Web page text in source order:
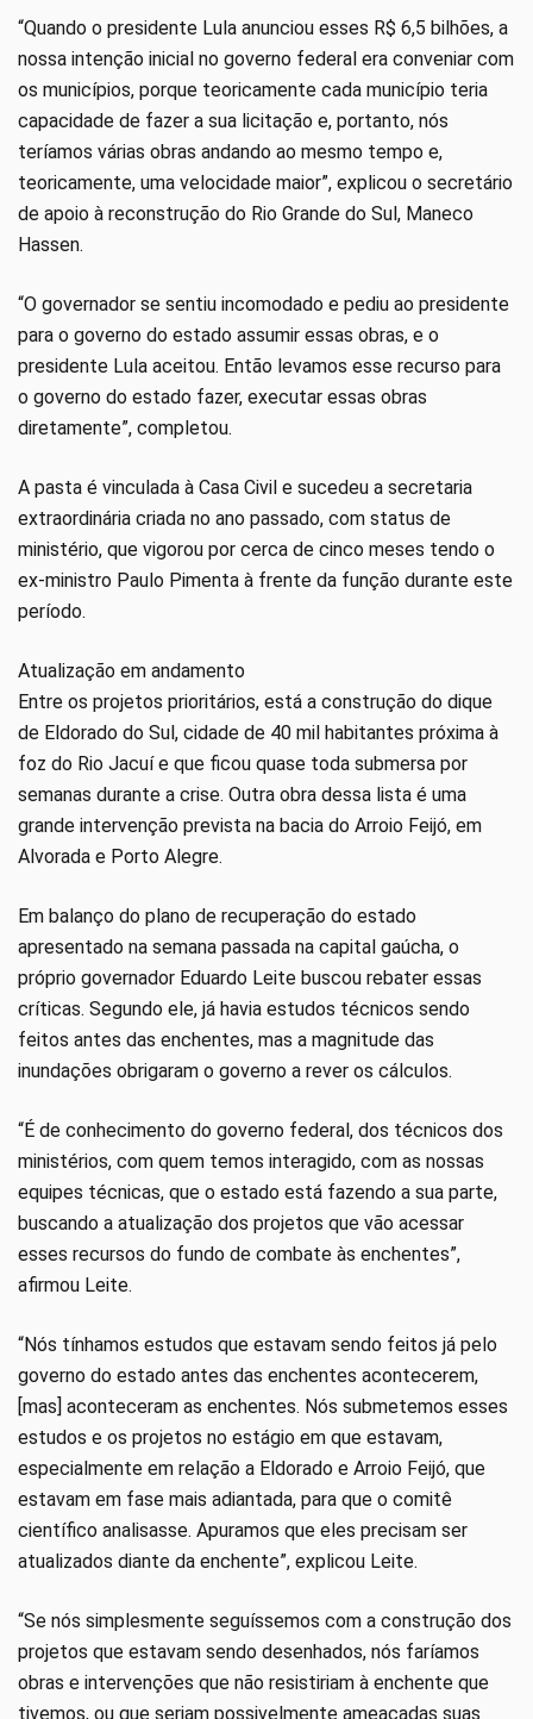
“Quando o presidente Lula anunciou esses R$ 6,5 bilhões, a
nossa intenção inicial no governo federal era conveniar com
os municípios, porque teoricamente cada município teria
capacidade de fazer a sua licitação e, portanto, nós
teríamos várias obras andando ao mesmo tempo e,
teoricamente, uma velocidade maior”, explicou o secretário
de apoio à reconstrução do Rio Grande do Sul, Maneco
Hassen.
“O governador se sentiu incomodado e pediu ao presidente
para o governo do estado assumir essas obras, e o
presidente Lula aceitou. Então levamos esse recurso para
o governo do estado fazer, executar essas obras
diretamente”, completou.
A pasta é vinculada à Casa Civil e sucedeu a secretaria
extraordinária criada no ano passado, com status de
ministério, que vigorou por cerca de cinco meses tendo o
ex-ministro Paulo Pimenta à frente da função durante este
período.
Atualização em andamento
Entre os projetos prioritários, está a construção do dique
de Eldorado do Sul, cidade de 40 mil habitantes próxima à
foz do Rio Jacuí e que ficou quase toda submersa por
semanas durante a crise. Outra obra dessa lista é uma
grande intervenção prevista na bacia do Arroio Feijó, em
Alvorada e Porto Alegre.
Em balanço do plano de recuperação do estado
apresentado na semana passada na capital gaúcha, o
próprio governador Eduardo Leite buscou rebater essas
críticas. Segundo ele, já havia estudos técnicos sendo
feitos antes das enchentes, mas a magnitude das
inundações obrigaram o governo a rever os cálculos.
“É de conhecimento do governo federal, dos técnicos dos
ministérios, com quem temos interagido, com as nossas
equipes técnicas, que o estado está fazendo a sua parte,
buscando a atualização dos projetos que vão acessar
esses recursos do fundo de combate às enchentes”,
afirmou Leite.
“Nós tínhamos estudos que estavam sendo feitos já pelo
governo do estado antes das enchentes acontecerem,
[mas] aconteceram as enchentes. Nós submetemos esses
estudos e os projetos no estágio em que estavam,
especialmente em relação a Eldorado e Arroio Feijó, que
estavam em fase mais adiantada, para que o comitê
científico analisasse. Apuramos que eles precisam ser
atualizados diante da enchente”, explicou Leite.
“Se nós simplesmente seguíssemos com a construção dos
projetos que estavam sendo desenhados, nós faríamos
obras e intervenções que não resistiriam à enchente que
tivemos, ou que seriam possivelmente ameaçadas suas